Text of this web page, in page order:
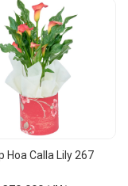
Hoa Calla Lily 267